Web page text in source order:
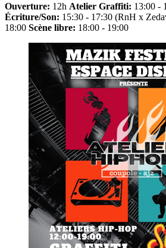
Ouverture: 12h Atelier Graffiti: 13:00 -
Écriture/Son: 15:30 - 17:30 (RnH x
18:00 Scène libre: 18:00 - 19:00